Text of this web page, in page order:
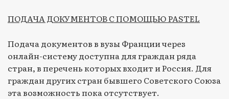
ПОДАЧА ДОКУМЕНТОВ С ПОМОЩЬЮ PASTEL
Подача документов в вузы Франции через
онлайн-систему доступна для граждан ряда
стран, в перечень которых входит и Россия. Для
граждан других стран бывшего Советского Союза
эта возможность пока отсутствует.